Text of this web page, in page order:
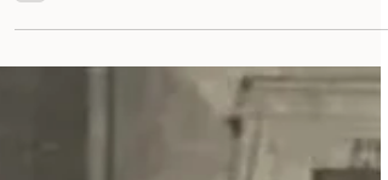
audacieux et férus du 4ᵉ art